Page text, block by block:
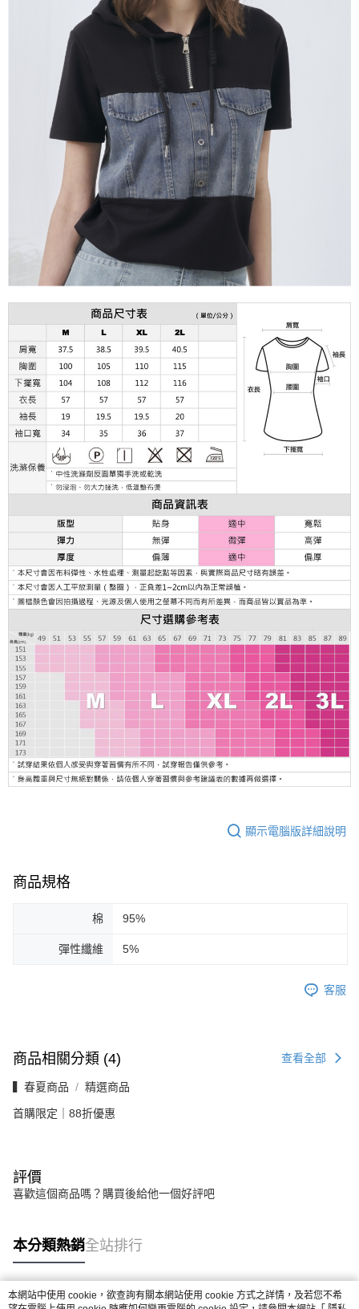
顯示電腦版詳細說明
商品規格
棉 95%
彈性纖維 5%
客服
商品相關分類 (4) 查看全部
▍春夏商品 精選商品
首購限定｜88折優惠
評價
喜歡這個商品嗎？購買後給他一個好評吧
本分類熱銷全站排行
本網站中使用 cookie，欲查詢有關本網站使用 cookie 方式之詳情，及若您不希